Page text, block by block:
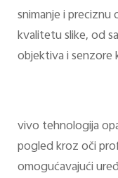
snimanje i
kvalitetu slike, od
objektiva i senzore
vivo tehnologija
pogled kroz oči
omogućavajući